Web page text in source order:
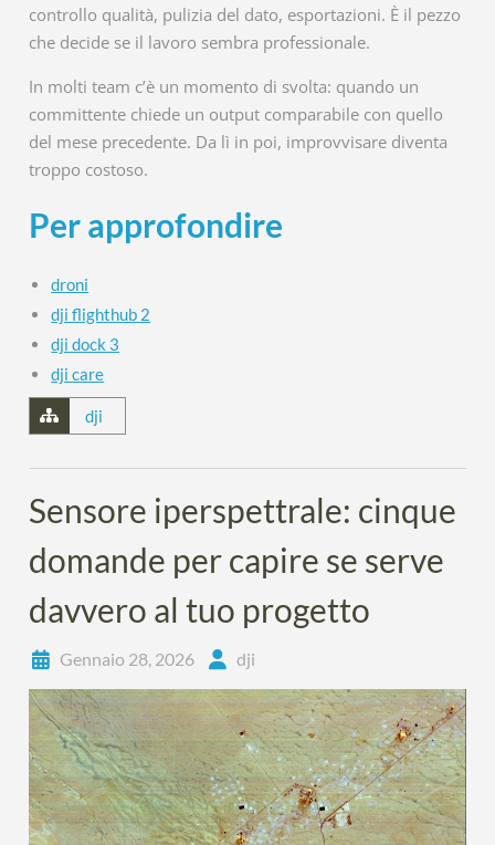
controllo qualità, pulizia del dato, esportazioni. È il pezzo
che decide se il lavoro sembra professionale.
In molti team c’è un momento di svolta: quando un
committente chiede un output comparabile con quello
del mese precedente. Da lì in poi, improvvisare diventa
troppo costoso.
Per approfondire
droni
dji flighthub 2
dji dock 3
dji care
dji
Sensore iperspettrale: cinque
domande per capire se serve
davvero al tuo progetto
Gennaio 28, 2026 dji